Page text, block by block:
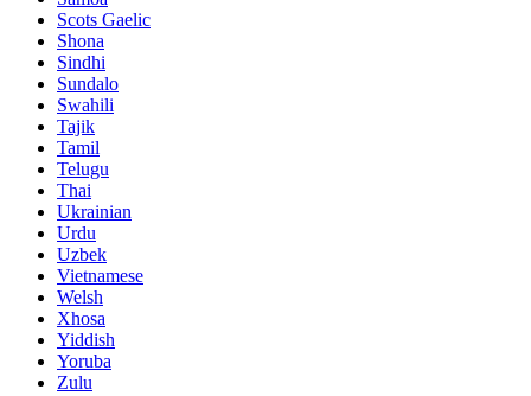
Scots Gaelic
Shona
Sindhi
Sundalo
Swahili
Tajik
Tamil
Telugu
Thai
Ukrainian
Urdu
Uzbek
Vietnamese
Welsh
Xhosa
Yiddish
Yoruba
Zulu